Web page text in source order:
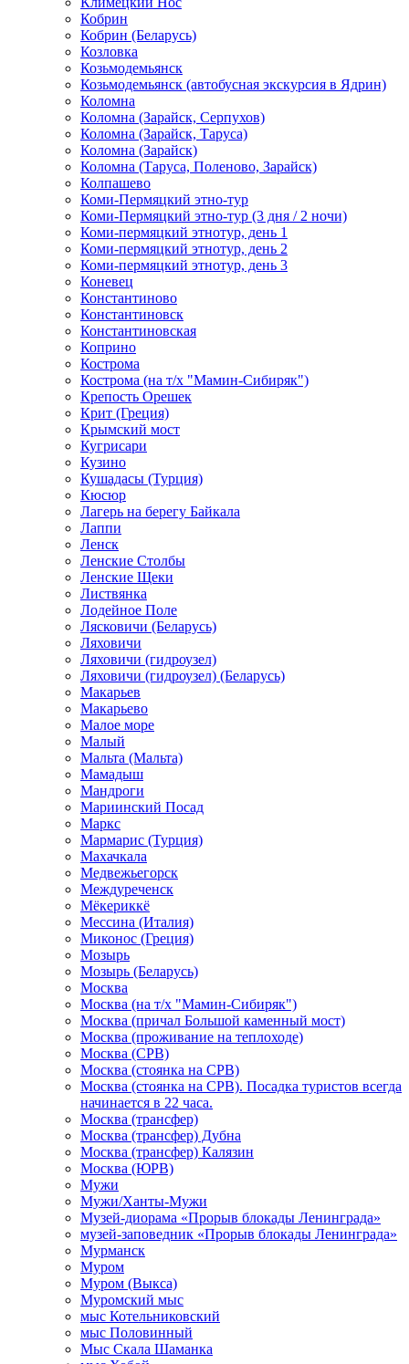
Кобрин
Кобрин (Беларусь)
Козловка
Козьмодемьянск
Козьмодемьянск (автобусная экскурсия в Ядрин)
Коломна
Коломна (Зарайск, Серпухов)
Коломна (Зарайск, Таруса)
Коломна (Зарайск)
Коломна (Таруса, Поленово, Зарайск)
Колпашево
Коми-Пермяцкий этно-тур
Коми-Пермяцкий этно-тур (3 дня / 2 ночи)
Коми-пермяцкий этнотур, день 1
Коми-пермяцкий этнотур, день 2
Коми-пермяцкий этнотур, день 3
Коневец
Константиново
Константиновск
Константиновская
Коприно
Кострома
Кострома (на т/х "Мамин-Сибиряк")
Крепость Орешек
Крит (Греция)
Крымский мост
Кугрисари
Кузино
Кушадасы (Турция)
Кюсюр
Лагерь на берегу Байкала
Лаппи
Ленск
Ленские Столбы
Ленские Щеки
Листвянка
Лодейное Поле
Лясковичи (Беларусь)
Ляховичи
Ляховичи (гидроузел)
Ляховичи (гидроузел) (Беларусь)
Макарьев
Макарьево
Малое море
Малый
Мальта (Мальта)
Мамадыш
Мандроги
Мариинский Посад
Маркс
Мармарис (Турция)
Махачкала
Медвежьегорск
Междуреченск
Мёкериккё
Мессина (Италия)
Миконос (Греция)
Мозырь
Мозырь (Беларусь)
Москва
Москва (на т/х "Мамин-Сибиряк")
Москва (причал Большой каменный мост)
Москва (проживание на теплоходе)
Москва (СРВ)
Москва (стоянка на СРВ)
Москва (стоянка на СРВ). Посадка туристов всегда
начинается в 22 часа.
Москва (трансфер)
Москва (трансфер) Дубна
Москва (трансфер) Калязин
Москва (ЮРВ)
Мужи
Мужи/Ханты-Мужи
Музей-диорама «Прорыв блокады Ленинграда»
музей-заповедник «Прорыв блокады Ленинграда»
Мурманск
Муром
Муром (Выкса)
Муромский мыс
мыс Котельниковский
мыс Половинный
Мыс Скала Шаманка